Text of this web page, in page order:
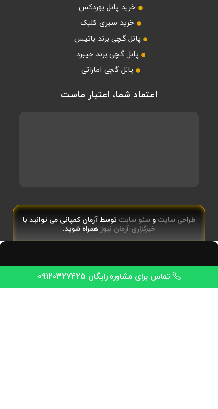
خرید پانل بوردکس
خرید سپری کلیک
پانل گچی برند باتیس
پانل گچی برند جیبرد
پانل گچی اماراتی
اعتماد شما، اعتبار ماست
طراحی سایت وسئو سایت توسط آرمان کمپانی می توانید با
خبرگزاری آرمان نیوز همراه شوید.
⚠️ اطلاعیه ⚠️
تماس برای مشاوره رایگان 09120327425